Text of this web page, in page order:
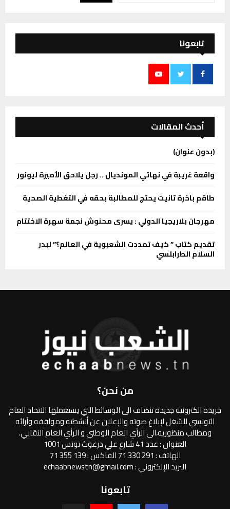
تابعونا
أحدث المقالات
(بدون عنوان)
واقعة غريبة في نهائي المونديال .. رجل يلاحق الأميرة ليونور
طاقم باخرة تانيت يحتج للمطالبة بحقه في التغطية الصحية
مهرجان بلاريجيا الدولي : يسرى محنوش نجمة سهرة الاختتام
تقديم كتاب ” كيف تمددت الشعبوية في العالم؟” لبدر
السلام الطرابلسي
من نحن؟
جريدة الكترونية جديدة تنضاف الى الوسائط التي يستعملها الاتحاد العام
التونسي للشغل لإبلاغ صوته والإعلان عن أنشطته ومواقفه وآرائه
ومطالب منظوريه،الى الرأي العام الوطني و الرأي العام النقابي.
العنوان : عدد 41 شارع علي درغوث تونس 1001
الهاتف : 291 330 71 الفاكس : 139 355 71
البريد الإلكتروني : echaabnewstn@gmail.com
تابعونا